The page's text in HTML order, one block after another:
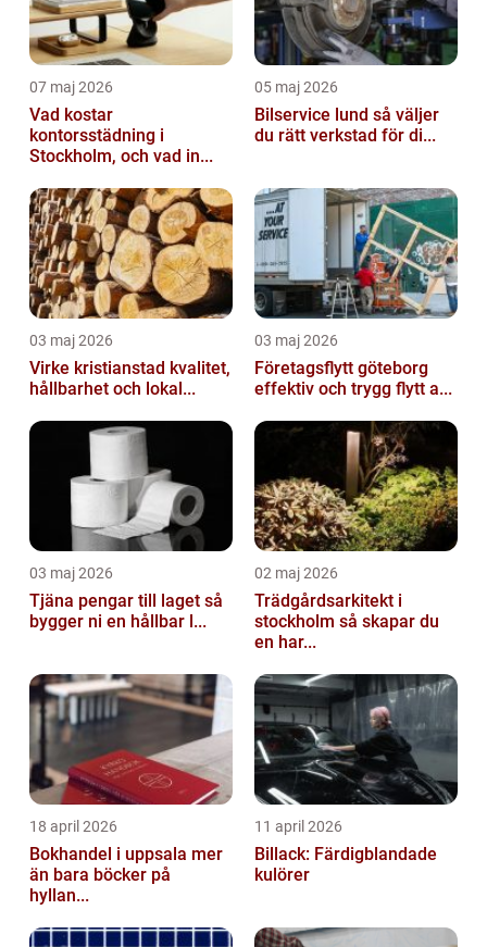
07 maj 2026
Vad kostar
kontorsstädning i
Stockholm, och vad in...
05 maj 2026
Bilservice lund så väljer
du rätt verkstad för di...
03 maj 2026
Virke kristianstad kvalitet,
hållbarhet och lokal...
03 maj 2026
Företagsflytt göteborg
effektiv och trygg flytt a...
03 maj 2026
Tjäna pengar till laget så
bygger ni en hållbar l...
02 maj 2026
Trädgårdsarkitekt i
stockholm så skapar du
en har...
18 april 2026
Bokhandel i uppsala mer
än bara böcker på
hyllan...
11 april 2026
Billack: Färdigblandade
kulörer